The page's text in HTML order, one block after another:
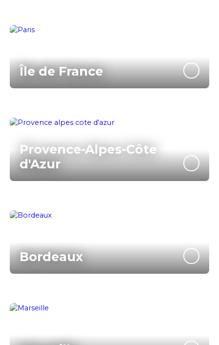
Île de France
Provence-Alpes-Côte
d'Azur
Bordeaux